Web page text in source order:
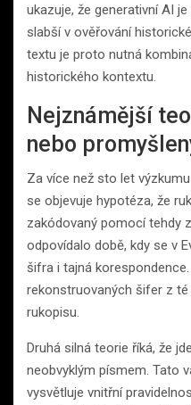
ukazuje, že generativní AI
slabší v ověřování
textu je proto nutná
historického kontextu.
Nejznámější
nebo
Za více než sto let
se objevuje hypotéza, že
zakódovaný pomocí tehdy
odpovídalo době, kdy se v
šifra i tajná
rekonstruovaných šifer z
rukopisu.
Druhá silná teorie říká, že
neobvyklým písmem. Tato
vysvětluje vnitřní